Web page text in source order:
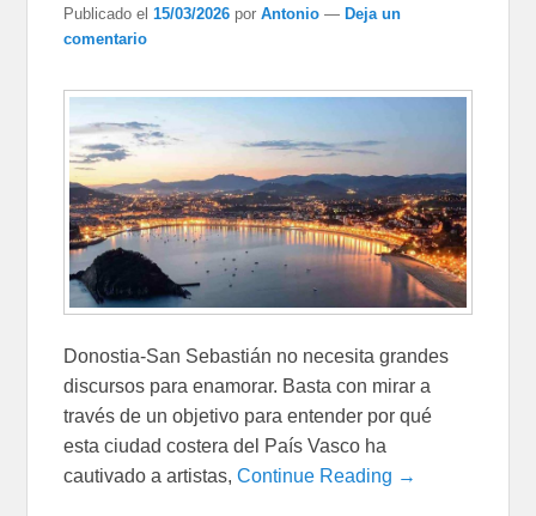
Publicado el 15/03/2026 porAntonio — Deja un
comentario
Donostia-San Sebastián no necesita grandes
discursos para enamorar. Basta con mirar a
través de un objetivo para entender por qué
esta ciudad costera del País Vasco ha
cautivado a artistas,Continue Reading →